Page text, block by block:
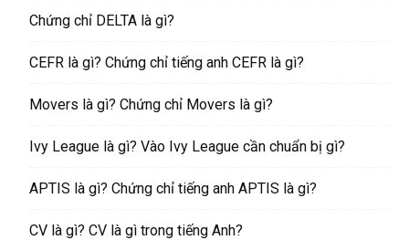
Chứng chỉ DELTA là gì?
CEFR là gì? Chứng chỉ tiếng anh CEFR là gì?
Movers là gì? Chứng chỉ Movers là gì?
Ivy League là gì? Vào Ivy League cần chuẩn bị gì?
APTIS là gì? Chứng chỉ tiếng anh APTIS là gì?
CV là gì? CV là gì trong tiếng Anh?